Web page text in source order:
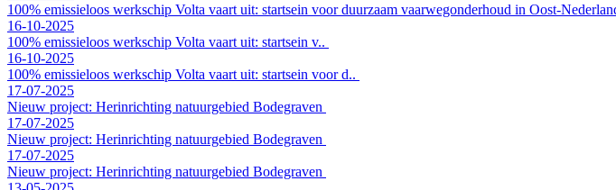
100% emissieloos werkschip Volta vaart uit: startsein voor duurzaam vaarwegonderhoud in Oost-
16-10-2025
100% emissieloos werkschip Volta vaart uit: startsein v..
16-10-2025
100% emissieloos werkschip Volta vaart uit: startsein voor d..
17-07-2025
Nieuw project: Herinrichting natuurgebied Bodegraven
17-07-2025
Nieuw project: Herinrichting natuurgebied Bodegraven
17-07-2025
Nieuw project: Herinrichting natuurgebied Bodegraven